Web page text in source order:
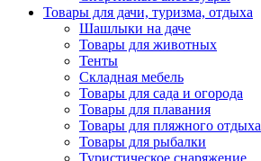
Товары для дачи, туризма, отдыха
Шашлыки на даче
Товары для животных
Тенты
Складная мебель
Товары для сада и огорода
Товары для плавания
Товары для пляжного отдыха
Товары для рыбалки
Туристическое снаряжение